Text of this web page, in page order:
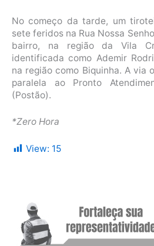
No começo da tarde, um
sete feridos na Rua Nossa
bairro, na região da Vila
identificada como Ademir
na região como Biquinha. A via
paralela ao Pronto
(Postão).
*Zero Hora
View: 15